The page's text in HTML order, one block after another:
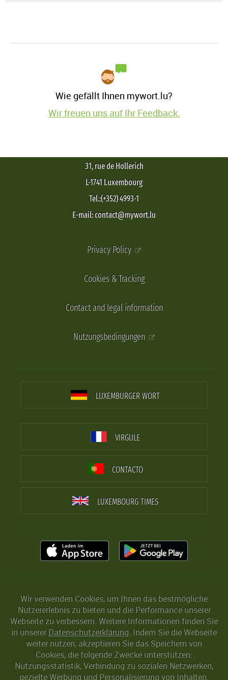
Wie gefällt Ihnen mywort.lu?
Wir freuen uns auf Ihr Feedback.
31, rue de Hollerich
L-1741 Luxembourg
Tel.:(+352) 4993-1
E-mail: contact@mywort.lu
Privacy Policy
Cookies & Tracking
Contact and legal information
Nutzungsbedingungen
LUXEMBURGER WORT
VIRGULE
CONTACTO
LUXEMBOURG TIMES
Wir verwenden Cookies, um Ihnen das bestmögliche
Nutzererlebnis zu bieten und die Performance unserer
Webseite zu verbessern. Weitere Informationen finden Sie
in unserer Datenschutzerklärung. Indem Sie die Webseite
weiter nutzen, akzeptieren Sie das Speichern von
Cookies, die folgende Zwecke unterstützen:
Nutzungsstatistik, Verbindung zu sozialen Netzwerken,
gezielte Werbung und Personalisierung von Inhalten.